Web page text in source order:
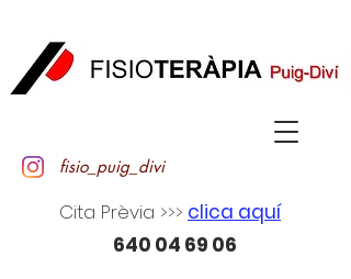
fisio_puig_divi
Cita Prèvia >>> clica aquí
640 04 69 06